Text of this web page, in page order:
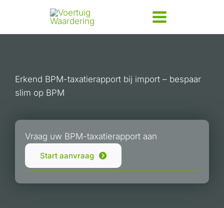
de
Erkend BPM-taxatierapport bij import – bespaar
slim op BPM
Vraag uw BPM-taxatierapport aan
Start aanvraag